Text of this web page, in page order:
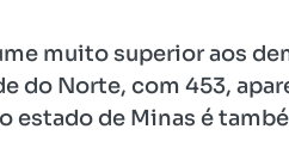
muito superior aos
do Norte, com 453,
estado de Minas é